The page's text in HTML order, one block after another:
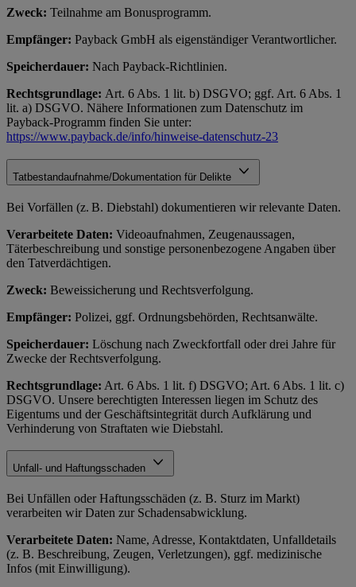
Zweck: Teilnahme am Bonusprogramm.
Empfänger: Payback GmbH als eigenständiger Verantwortlicher.
Speicherdauer: Nach Payback-Richtlinien.
Rechtsgrundlage: Art. 6 Abs. 1 lit. b) DSGVO; ggf. Art. 6 Abs. 1
lit. a) DSGVO. Nähere Informationen zum Datenschutz im
Payback-Programm finden Sie unter:
https://www.payback.de/info/hinweise-datenschutz-23
Tatbestandaufnahme/Dokumentation für Delikte
Bei Vorfällen (z. B. Diebstahl) dokumentieren wir relevante Daten.
Verarbeitete Daten: Videoaufnahmen, Zeugenaussagen,
Täterbeschreibung und sonstige personenbezogene Angaben über
den Tatverdächtigen.
Zweck: Beweissicherung und Rechtsverfolgung.
Empfänger: Polizei, ggf. Ordnungsbehörden, Rechtsanwälte.
Speicherdauer: Löschung nach Zweckfortfall oder drei Jahre für
Zwecke der Rechtsverfolgung.
Rechtsgrundlage: Art. 6 Abs. 1 lit. f) DSGVO; Art. 6 Abs. 1 lit. c)
DSGVO. Unsere berechtigten Interessen liegen im Schutz des
Eigentums und der Geschäftsintegrität durch Aufklärung und
Verhinderung von Straftaten wie Diebstahl.
Unfall- und Haftungsschaden
Bei Unfällen oder Haftungsschäden (z. B. Sturz im Markt)
verarbeiten wir Daten zur Schadensabwicklung.
Verarbeitete Daten: Name, Adresse, Kontaktdaten, Unfalldetails
(z. B. Beschreibung, Zeugen, Verletzungen), ggf. medizinische
Infos (mit Einwilligung).